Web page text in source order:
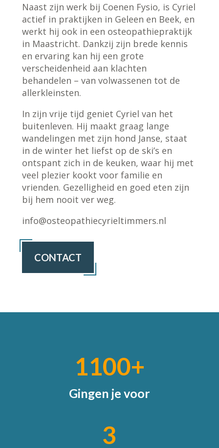
Naast zijn werk bij Coenen Fysio, is Cyriel
actief in praktijken in Geleen en Beek, en
werkt hij ook in een osteopathiepraktijk
in Maastricht. Dankzij zijn brede kennis
en ervaring kan hij een grote
verscheidenheid aan klachten
behandelen – van volwassenen tot de
allerkleinsten.
In zijn vrije tijd geniet Cyriel van het
buitenleven. Hij maakt graag lange
wandelingen met zijn hond Janse, staat
in de winter het liefst op de ski’s en
ontspant zich in de keuken, waar hij met
veel plezier kookt voor familie en
vrienden. Gezelligheid en goed eten zijn
bij hem nooit ver weg.
info@osteopathiecyrieltimmers.nl
CONTACT
1100+
Gingen je voor
3